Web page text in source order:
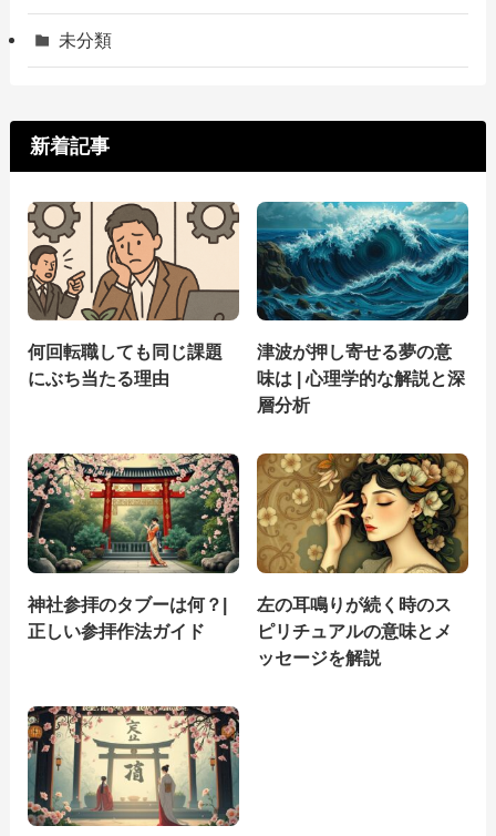
未分類
新着記事
何回転職しても同じ課題
にぶち当たる理由
津波が押し寄せる夢の意
味は | 心理学的な解説と深
層分析
神社参拝のタブーは何？|
正しい参拝作法ガイド
左の耳鳴りが続く時のス
ピリチュアルの意味とメ
ッセージを解説